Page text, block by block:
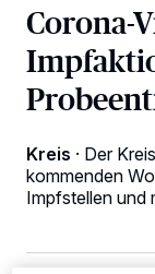
Corona-
Kreis · Der
kommenden
Impfstellen und
Wir und unsere218
personenbezogene
Kennungen auf
Zwecke. Wenn
Anzeigen
dieses Menü
ändern oder Ihre